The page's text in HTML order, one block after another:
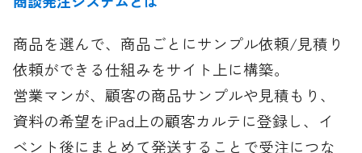
商品を選んで、商品ごとにサンプル依頼/見積り
依頼ができる仕組みをサイト上に構築。
営業マンが、顧客の商品サンプルや見積もり、
資料の希望をiPad上の顧客カルテに登録し、イ
ベント後にまとめて発送することで受注につな